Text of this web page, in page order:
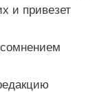
и привезет